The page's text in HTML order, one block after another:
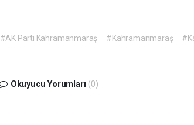
#AK Parti Kahramanmaraş #Kahramanmaraş
Okuyucu Yorumları (0)